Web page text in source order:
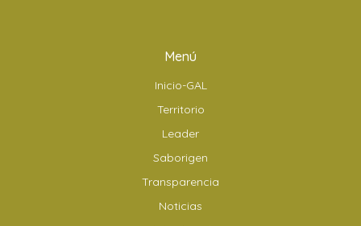
Menú
Inicio-GAL
Territorio
Leader
Saborigen
Transparencia
Noticias